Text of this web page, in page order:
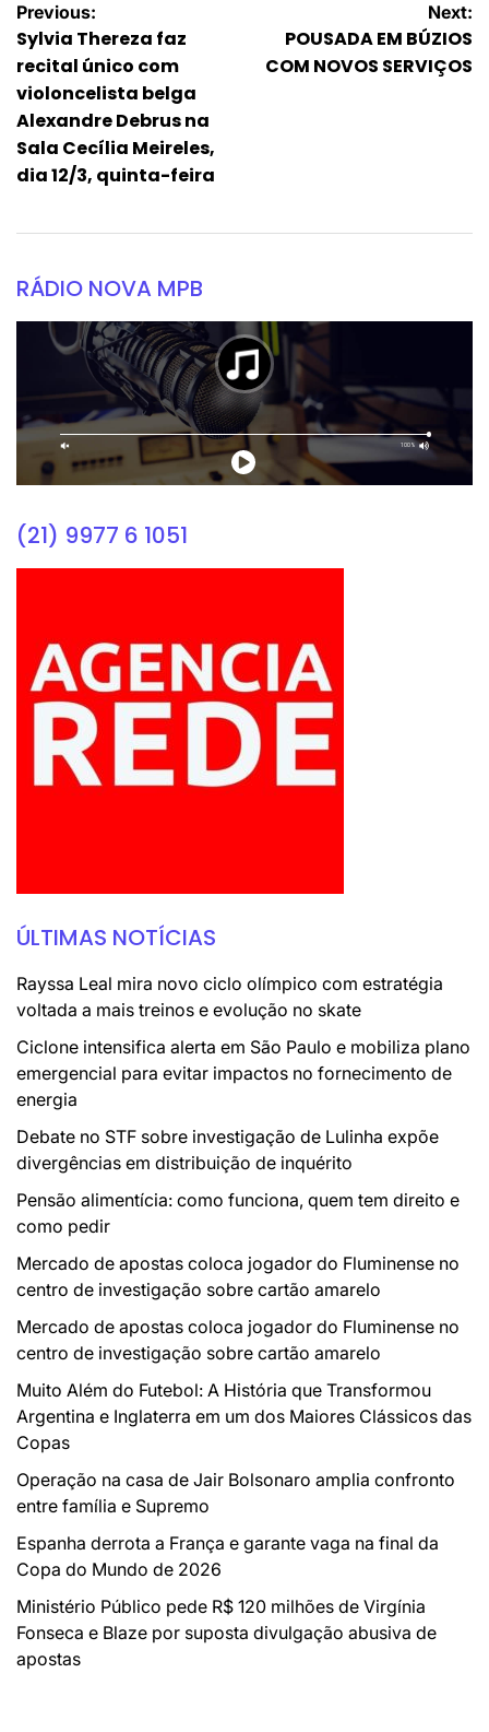
Previous:
Sylvia Thereza faz
recital único com
violoncelista belga
Alexandre Debrus na
Sala Cecília Meireles,
dia 12/3, quinta-feira
Next:
POUSADA EM BÚZIOS
COM NOVOS SERVIÇOS
RÁDIO NOVA MPB
(21) 9977 6 1051
ÚLTIMAS NOTÍCIAS
Rayssa Leal mira novo ciclo olímpico com estratégia
voltada a mais treinos e evolução no skate
Ciclone intensifica alerta em São Paulo e mobiliza plano
emergencial para evitar impactos no fornecimento de
energia
Debate no STF sobre investigação de Lulinha expõe
divergências em distribuição de inquérito
Pensão alimentícia: como funciona, quem tem direito e
como pedir
Mercado de apostas coloca jogador do Fluminense no
centro de investigação sobre cartão amarelo
Mercado de apostas coloca jogador do Fluminense no
centro de investigação sobre cartão amarelo
Muito Além do Futebol: A História que Transformou
Argentina e Inglaterra em um dos Maiores Clássicos das
Copas
Operação na casa de Jair Bolsonaro amplia confronto
entre família e Supremo
Espanha derrota a França e garante vaga na final da
Copa do Mundo de 2026
Ministério Público pede R$ 120 milhões de Virgínia
Fonseca e Blaze por suposta divulgação abusiva de
apostas